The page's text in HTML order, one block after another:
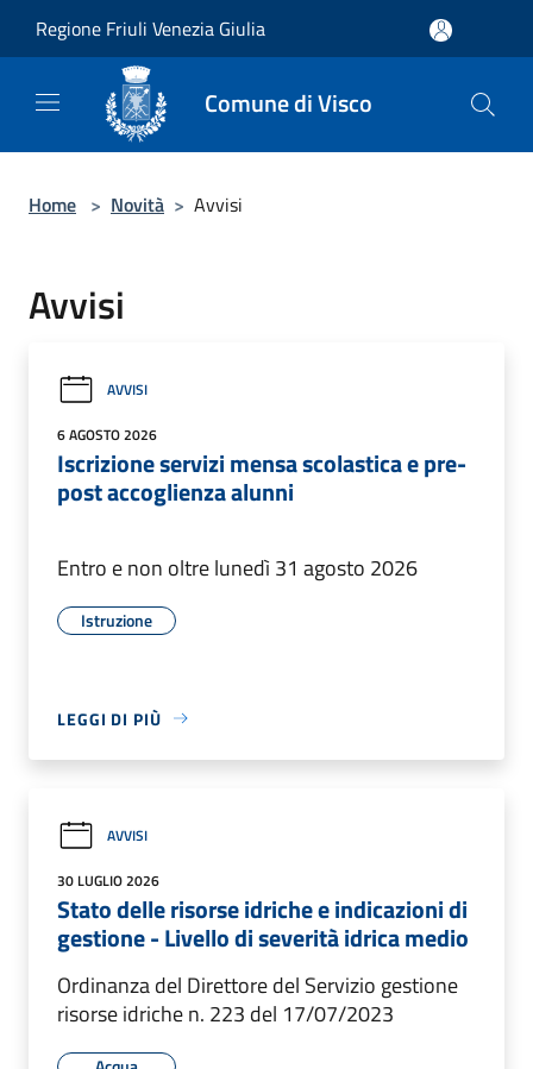
Regione Friuli Venezia Giulia
Comune di Visco
Home > Novità > Avvisi
Avvisi
AVVISI
6 AGOSTO 2026
Iscrizione servizi mensa scolastica e pre-
post accoglienza alunni
Entro e non oltre lunedì 31 agosto 2026
Istruzione
LEGGI DI PIÙ
AVVISI
30 LUGLIO 2026
Stato delle risorse idriche e indicazioni di
gestione - Livello di severità idrica medio
Ordinanza del Direttore del Servizio gestione
risorse idriche n. 223 del 17/07/2023